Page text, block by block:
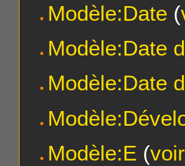
Modèle:Date (
Modèle:Date
Modèle:Date
Modèle:E (